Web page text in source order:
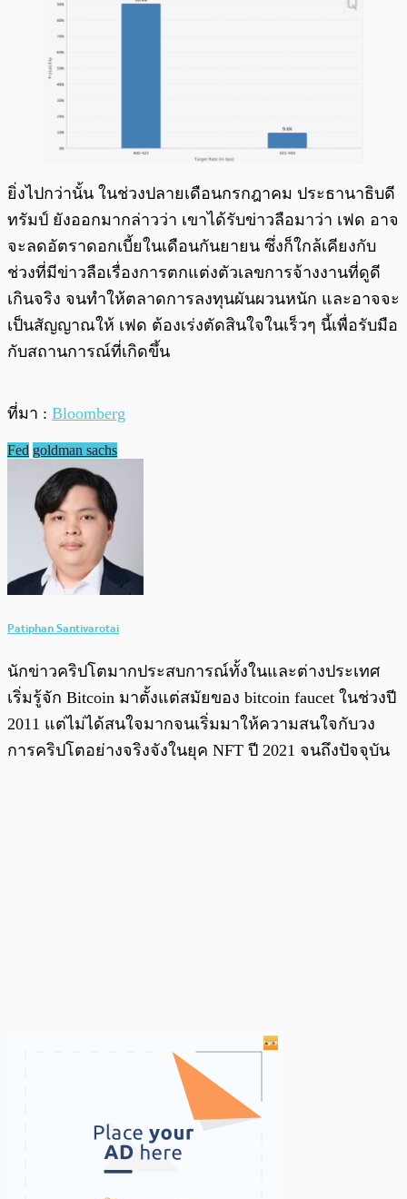
ยิ่งไปกว่านั้น ในช่วงปลายเดือนกรกฎาคม ประธานาธิบดี
ทรัมป์ ยังออกมากล่าวว่า เขาได้รับข่าวลือมาว่า เฟด อาจ
จะลดอัตราดอกเบี้ยในเดือนกันยายน ซึ่งก็ใกล้เคียงกับ
ช่วงที่มีข่าวลือเรื่องการตกแต่งตัวเลขการจ้างงานที่ดูดี
เกินจริง จนทำให้ตลาดการลงทุนผันผวนหนัก และอาจจะ
เป็นสัญญาณให้ เฟด ต้องเร่งตัดสินใจในเร็วๆ นี้เพื่อรับมือ
กับสถานการณ์ที่เกิดขึ้น
ที่มา : Bloomberg
Fed goldman sachs
Patiphan Santivarotai
นักข่าวคริปโตมากประสบการณ์ทั้งในและต่างประเทศ
เริ่มรู้จัก Bitcoin มาตั้งแต่สมัยของ bitcoin faucet ในช่วงปี
2011 แต่ไม่ได้สนใจมากจนเริ่มมาให้ความสนใจกับวง
การคริปโตอย่างจริงจังในยุค NFT ปี 2021 จนถึงปัจจุบัน